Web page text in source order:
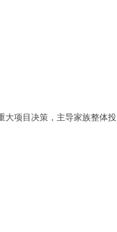
大项目决策，主导家族整体投